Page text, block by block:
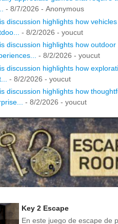
- 8/7/2026 - Anonymous
discussion highlights how
- 8/2/2026 - youcut
discussion highlights how outdoor
- 8/2/2026 - youcut
discussion highlights how
- 8/2/2026 - youcut
discussion highlights how
- 8/2/2026 - youcut
Key 2 Escape
En este juego de escape de